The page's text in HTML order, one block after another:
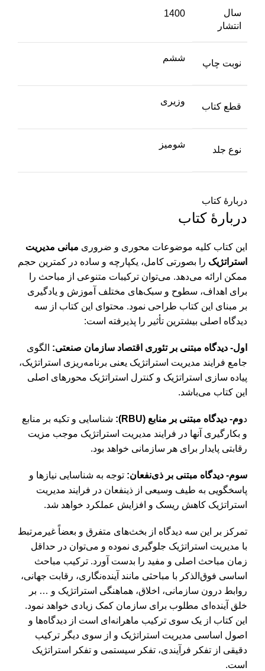
سال
انتشار
1400
نوبت چاپ
ششم
قطع کتاب
وزیری
نوع جلد
شومیز
دربارهٔ کتاب
دربارهٔ کتاب
این کتاب کلیه موضوعات محوری و ضروری مبانی مدیریت
استراتژیک را بصورتی کامل، یکپارچه و ساده در کمترین حجم
ممکن ارائه می‌دهد. می‌توان ترکیبات متنوعی از مباحث را
برای اهداف، سطوح و سبک‌های مختلف آموزش و یادگیری
بر مبنای این کتاب طراحی نمود. محتوای این کتاب از سه
دیدگاه اصلی بیشترین تأثیر را پذیرفته است:
اول- دیدگاه مبتنی بر تئوری اقتصاد سازمان صنعتی: الگوی
جامع فرایند مدیریت استراتژیک یعنی برنامه‌ریزی استراتژیک،
پیاده سازی استراتژیک و کنترل استراتژیک محورهای اصلی
این کتاب می‌باشد.
دوم- دیدگاه مبتنی بر منابع (RBU):
شناسایی و تکیه بر منابع
و بکارگیری آنها در فرایند مدیریت استراتژیک موجب مزیت
رقابتی پایدار برای هر سازمانی خواهد بود.
سوم- دیدگاه مبتنی بر ذی‌نفعان: توجه به شناسایی نیازها و
پاسخگویی به طیف وسیعی از ذینفعان در فرایند مدیریت
استراتژیک کاهش ریسک و افزایش عملکرد خواهد شد.
تمرکز بر این سه دیدگاه از بخث‌های متفرق و بعضاً غیرمرتبط
با مدیریت استراتژیک جلوگیری نموده و می‌توان در حداقل
زمان مباحث اصلی و مفید را بدست آورد. ترکیب مباحث
اساسی فوق‌الذکر با مباحثی مانند آینده‌نگاری، رقابت جهانی،
روابط درون سازمانی، اخلاق، هماهنگی استراتژیک و … بر
خلق آینده‌ای مطلوب برای سازمان کمک زیادی خواهد نمود.
این کتاب از یک سوی ترکیب ماهرانه‌ای است از دیدگاه‌ها و
اصول اساسی مدیریت استراتژیک و از سوی دیگر ترکیب
دقیقی از تفکر فرآیندی، تفکر سیستمی و تفکر استراتژیک
است.